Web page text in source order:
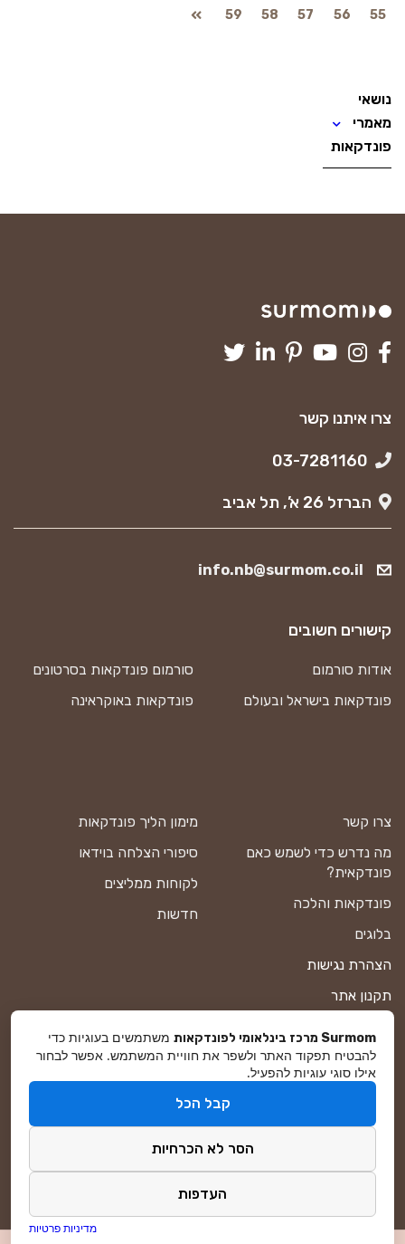
55
56
57
58
59
נושאי
מאמרי
פונדקאות
צרו איתנו קשר
הברזל 26 א’, תל אביב
info.nb@surmom.co.il
צרו קשר
מה נדרש כדי לשמש כאם
פונדקאית?
פונדקאות והלכה
בלוגים
הצהרת נגישות
תקנון אתר
מפת אתר
מימון הליך פונדקאות
סיפורי הצלחה בוידאו
לקוחות ממליצים
חדשות
קישורים חשובים
אודות סורמום
סורמום פונדקאות בסרטונים
פונדקאות בישראל ובעולם
פונדקאות באוקראינה
פיתוח ושיווק באינטרנטDreamZone
Surmom מרכז בינלאומי לפונדקאות
משתמשים בעוגיות כדי
להבטיח תפקוד האתר ולשפר את חוויית המשתמש. אפשר לבחור
אילו סוגי עוגיות להפעיל.
קבל הכל
הסר לא הכרחיות
העדפות
מדיניות פרטיות